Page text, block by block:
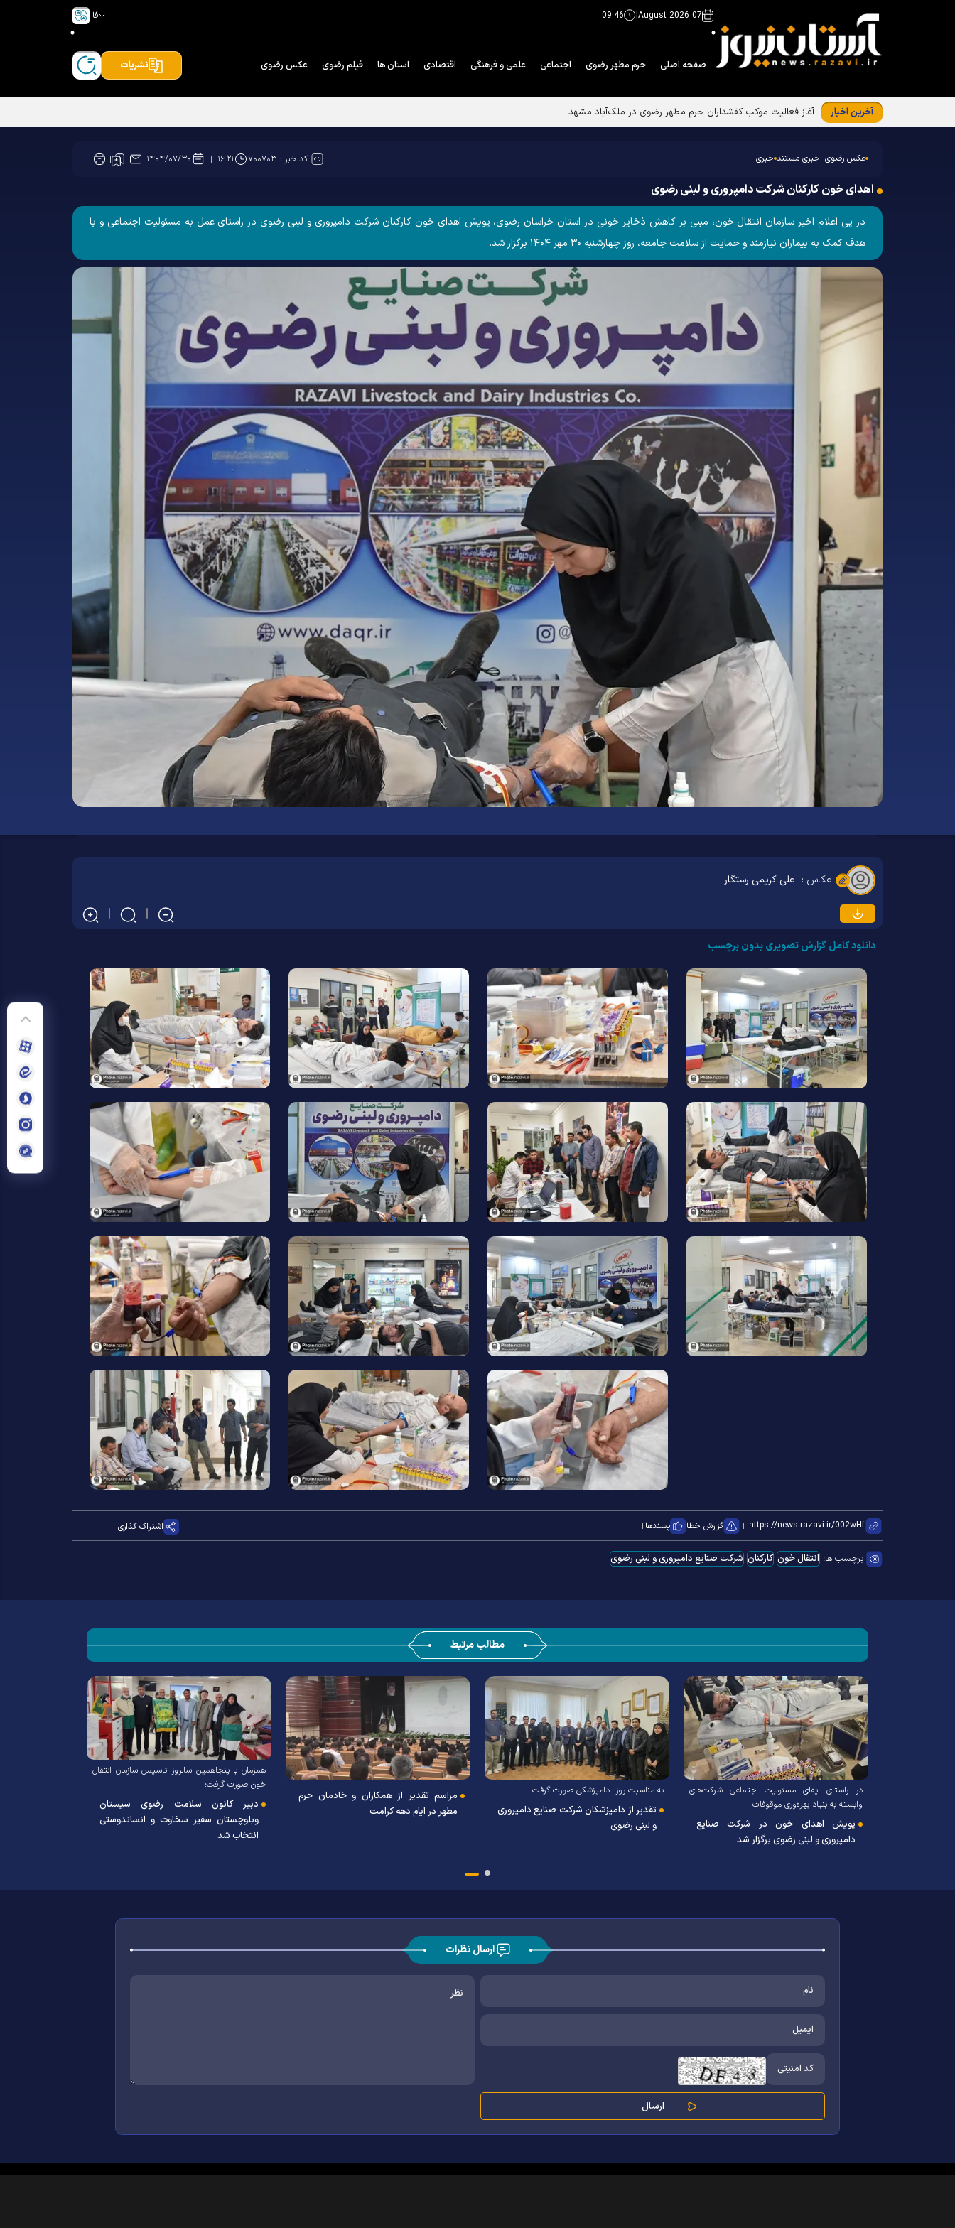
07 August 2026
|
09:46 فا
صفحه اصلی حرم مطهر رضوی اجتماعی علمی و فرهنگی اقتصادی استان ها فیلم رضوی عکس رضوی نشریات
آخرین اخبار جلسه توجیهی ویژه برنامه «فرشتگان مقاومت»
عکس رضوی- خبری مستند خبری کد خبر :۷۰۰۷۰۳ ۱۶:۲۱ ۱۴۰۴/۰۷/۳۰
اهدای خون ﮐﺎﺭﮐﻨﺎﻥ ﺷﺮﮐﺖ ﺩﺍﻣﭙﺮﻭﺭﯼ و ﻟﺒﻨﯽ ﺭﺿﻮﯼ
در پی اعلام اخیر سازمان انتقال خون، مبنی بر کاهش ذخایر خونی در استان خراسان رضوی، پویش اهدای خون ﮐﺎﺭﮐﻨﺎﻥ ﺷﺮﮐﺖ ﺩﺍﻣﭙﺮﻭﺭﯼ و ﻟﺒﻨﯽ ﺭﺿﻮﯼ در راستای عمل به مسئولیت اجتماعی و با
هدف کمک به بیماران نیازمند و حمایت از سلامت جامعه، روز چهارشنبه ۳۰ مهر ۱۴۰۴ برگزار شد.
عکاس : علی کریمی رستگار
دانلود کامل گزارش تصویری بدون برچسب
گزارش خطا پسندها: اشتراک گذاری
برچسب ها: انتقال خون کارکنان شرکت صنایع دامپروری و لبنی رضوی
مطالب مرتبط
در راستای ایفای مسئولیت اجتماعی شرکت‌های
وابسته به بنیاد بهره‌وری موقوفات
پویش اهدای خون در شرکت صنایع
دامپروری و لبنی رضوی برگزار شد
به مناسبت روز دامپزشکی صورت گرفت
تقدیر از دامپزشکان شرکت صنایع دامپروری
و لبنی رضوی
مراسم تقدیر از همکاران و خادمان حرم
مطهر در ایام دهه کرامت
همزمان با پنجاهمین سالروز تاسیس سازمان انتقال
خون صورت گرفت؛
دبیر کانون سلامت رضوی سیستان
وبلوچستان سفیر سخاوت و انساندوستی
انتخاب شد
ارسال نظرات